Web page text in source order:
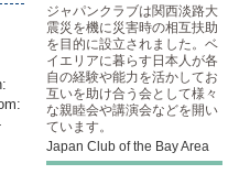
ジャパンクラブは関西淡路大
震災を機に災害時の相互扶助
を目的に設立されました。ベ
イエリアに暮らす日本人が各
自の経験や能力を活かしてお
互いを助け合う会として様々
な親睦会や講演会などを開い
ています。
Japan Club of the Bay Area